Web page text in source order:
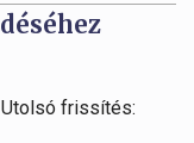
frissítés: